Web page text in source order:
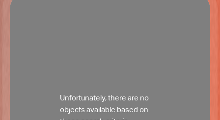
Unfortunately, there are no
objects available based on